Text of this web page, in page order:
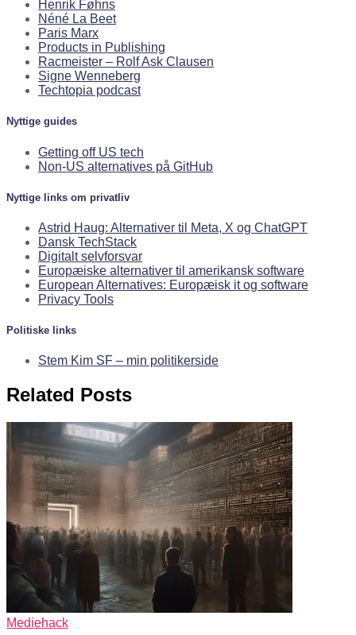
Henrik Føhns
Néné La Beet
Paris Marx
Products in Publishing
Racmeister – Rolf Ask Clausen
Signe Wenneberg
Techtopia podcast
Nyttige guides
Getting off US tech
Non-US alternatives på GitHub
Nyttige links om privatliv
Astrid Haug: Alternativer til Meta, X og ChatGPT
Dansk TechStack
Digitalt selvforsvar
Europæiske alternativer til amerikansk software
European Alternatives: Europæisk it og software
Privacy Tools
Politiske links
Stem Kim SF – min politikerside
Related Posts
Mediehack